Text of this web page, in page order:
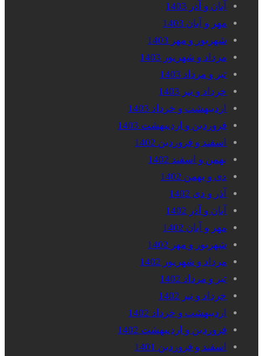
آبان و آذر 1403
مهر و آبان 1403
شهریور و مهر 1403
مرداد و شهریور 1403
تیر و مرداد 1403
خرداد و تیر 1403
اردیبهشت و خرداد 1403
فروردین و اردیبهشت 1403
اسفند و فروردین 1402
بهمن و اسفند 1402
دی و بهمن 1402
آذر و دی 1402
آبان و آذر 1402
مهر و آبان 1402
شهریور و مهر 1402
مرداد و شهریور 1402
تیر و مرداد 1402
خرداد و تیر 1402
اردیبهشت و خرداد 1402
فروردین و اردیبهشت 1402
اسفند و فروردین 1401